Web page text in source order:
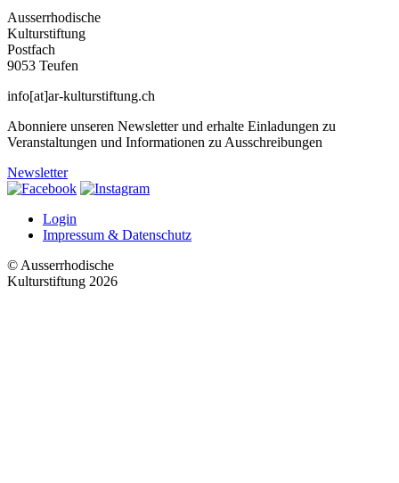
Ausserrhodische
Kulturstiftung
Postfach
9053 Teufen
info[at]ar-kulturstiftung.ch
Abonniere unseren Newsletter und erhalte Einladungen zu
Veranstaltungen und Informationen zu Ausschreibungen
Newsletter
Login
Impressum & Datenschutz
© Ausserrhodische
Kulturstiftung 2026